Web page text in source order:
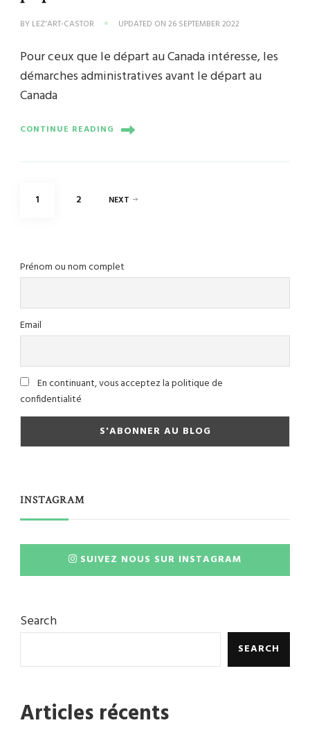
BY LEZ'ART-CASTOR UPDATED ON 26 SEPTEMBER 2022
Pour ceux que le départ au Canada intéresse, les
démarches administratives avant le départ au
Canada
CONTINUE READING
Posts
PAGE
1 PAGE
2 NEXT
Prénom ou nom complet
Email
En continuant, vous acceptez la politique de
confidentialité
INSTAGRAM
SUIVEZ NOUS SUR INSTAGRAM
Search
SEARCH
Articles récents